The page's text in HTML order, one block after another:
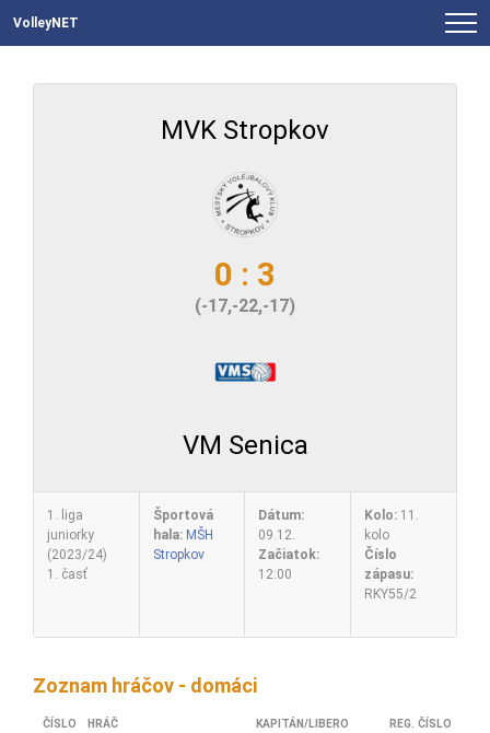
VolleyNET
MVK Stropkov
0 : 3
(-17,-22,-17)
VM Senica
1. liga
juniorky
(2023/24)
1. časť
Športová
hala: MŠH
Stropkov
Dátum:
09.12.
Začiatok:
12:00
Kolo:11.
kolo
Číslo
zápasu:
RKY55/2
Zoznam hráčov - domáci
ČÍSLO
HRÁČ KAPITÁN/LIBERO REG. ČÍSLO